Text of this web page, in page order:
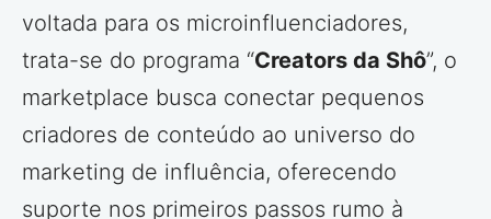
voltada para os microinfluenciadores,
trata-se do programa “Creators da Shô”, o
marketplace busca conectar pequenos
criadores de conteúdo ao universo do
marketing de influência, oferecendo
suporte nos primeiros passos rumo à